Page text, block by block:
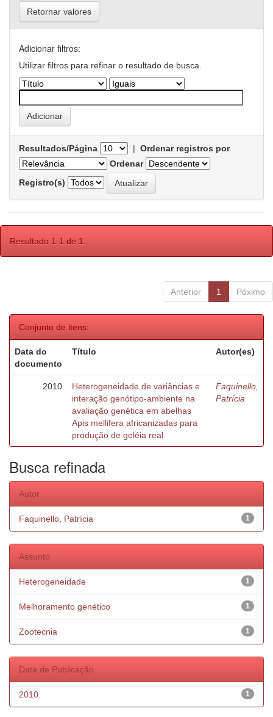
Retornar valores
Adicionar filtros:
Utilizar filtros para refinar o resultado de busca.
Resultados/Página | Ordenar registros por
Ordenar
Registro(s)
Resultado 1-1 de 1.
Anterior 1 Póximo
Conjunto de itens:
Data do
documento
Título Autor(es)
2010
Heterogeneidade de variâncias e
interação genótipo-ambiente na
avaliação genética em abelhas
Apis mellifera africanizadas para
produção de geléia real
Faquinello,
Patrícia
Busca refinada
Autor
1
Faquinello, Patrícia
Assunto
1
Heterogeneidade
1
Melhoramento genético
1
Zootecnia
Data de Publicação
1
2010